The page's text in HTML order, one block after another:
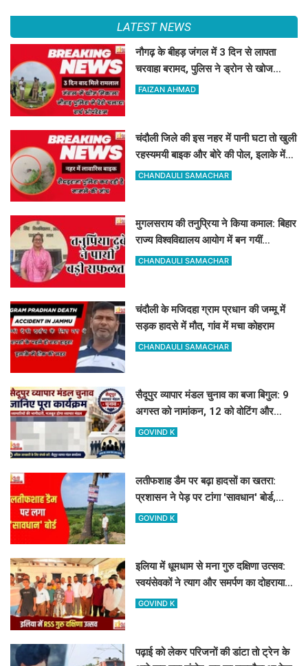
LATEST NEWS
नौगढ़ के बीहड़ जंगल में 3 दिन से लापता
चरवाहा बरामद, पुलिस ने ड्रोन से खोज
निकाला
FAIZAN AHMAD
चंदौली जिले की इस नहर में पानी घटा तो खुली
रहस्यमयी बाइक और बोरे की पोल, इलाके में
मचा हड़कंप
CHANDAULI SAMACHAR
मुगलसराय की तनुप्रिया ने किया कमाल: बिहार
राज्य विश्वविद्यालय आयोग में बन गयीं
असिस्टेंट प्रोफेसर
CHANDAULI SAMACHAR
चंदौली के मजिदहा ग्राम प्रधान की जम्मू में
सड़क हादसे में मौत, गांव में मचा कोहराम
CHANDAULI SAMACHAR
सैदूपुर व्यापार मंडल चुनाव का बजा बिगुल: 9
अगस्त को नामांकन, 12 को वोटिंग और
नतीजे
GOVIND K
लतीफशाह डैम पर बढ़ा हादसों का खतरा:
प्रशासन ने पेड़ पर टांगा 'सावधान' बोर्ड,
पर्यटकों से की यह अपील
GOVIND K
इलिया में धूमधाम से मना गुरु दक्षिणा उत्सव:
स्वयंसेवकों ने त्याग और समर्पण का दोहराया
संकल्प
GOVIND K
पढ़ाई को लेकर परिजनों की डांटा तो ट्रेन के